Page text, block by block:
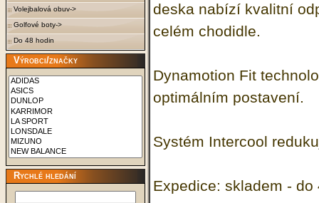
Volejbalová obuv->
Golfové boty->
Do 48 hodin
Výrobci/značky
Rychlé hledání
deska nabízí kvalitní
celém chodidle.
Dynamotion Fit
optimálním postavení.
Systém Intercool
Expedice: skladem - do